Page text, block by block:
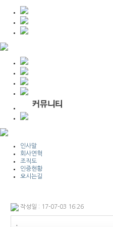
인사말
회사연혁
조직도
인증현황
오시는길
작성일 : 17-07-03 16:26